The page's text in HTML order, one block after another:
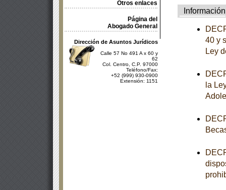
Otros enlaces
Página del
Abogado General
Dirección de Asuntos Jurídicos
Calle 57 No 491 A x 60 y
62
Col. Centro, C.P. 97000
Teléfono/Fax:
+52 (999) 930-0900
Extensión: 1151
Información
40 y
Ley
la